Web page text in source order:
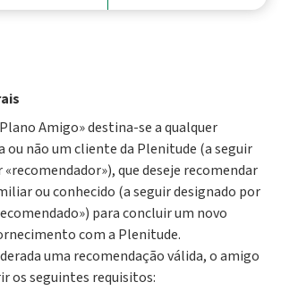
Amigo» destina-se a qualquer
ou não um cliente da Plenitude (a seguir
que deseje recomendar
ou conhecido (a seguir designado por
para concluir um novo
com a Plenitude.
uma recomendação válida, o amigo
os seguintes requisitos: